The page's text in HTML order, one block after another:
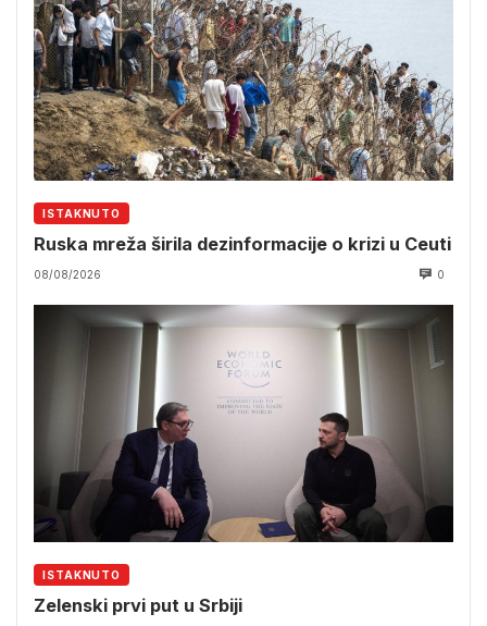
ISTAKNUTO
Ruska mreža širila dezinformacije o krizi u Ceuti
08/08/2026 0
ISTAKNUTO
Zelenski prvi put u Srbiji